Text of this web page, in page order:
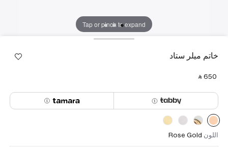
Tap or pinch to expand
خاتم ميلر ستاد
‎ ⃁ ⁦650⁩ ‎
اللون Rose Gold